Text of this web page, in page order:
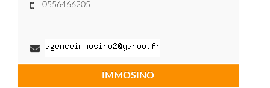
0556466205
IMMOSINO